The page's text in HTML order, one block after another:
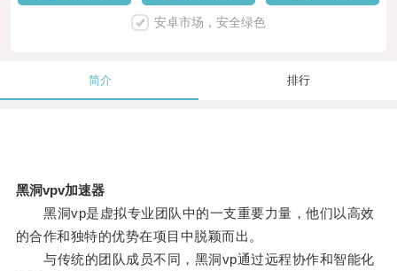
安卓市场，安全绿色
简介 排行
黑洞vpv加速器
黑洞vp是虚拟专业团队中的一支重要力量，他们以高效
的合作和独特的优势在项目中脱颖而出。
与传统的团队成员不同，黑洞vp通过远程协作和智能化